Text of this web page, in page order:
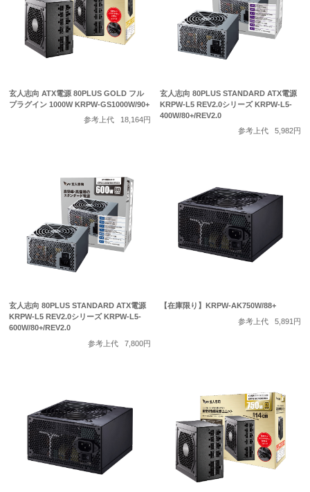
玄人志向 ATX電源 80PLUS GOLD フル
プラグイン 1000W KRPW-GS1000W/90+
参考上代
18,164円
玄人志向 80PLUS STANDARD ATX電源
KRPW-L5 REV2.0シリーズ KRPW-L5-
400W/80+/REV2.0
参考上代
5,982円
玄人志向 80PLUS STANDARD ATX電源
KRPW-L5 REV2.0シリーズ KRPW-L5-
600W/80+/REV2.0
参考上代
7,800円
【在庫限り】KRPW-AK750W/88+
参考上代
5,891円